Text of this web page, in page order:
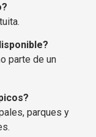
parte de un
parques y